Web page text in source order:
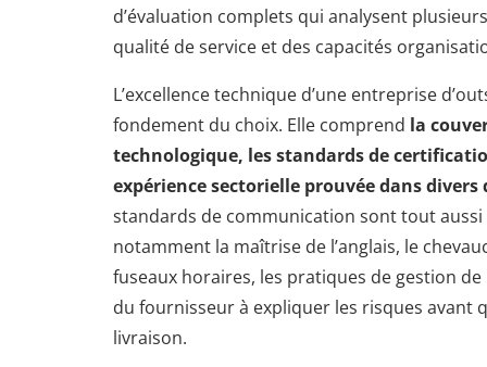
d’évaluation complets qui analysent
qualité de service et des capacités
L’excellence technique d’une entreprise
fondement du choix. Elle comprend la
technologique, les standards de
expérience sectorielle prouvée dans divers
standards de communication sont tout
notamment la maîtrise de l’anglais, le
fuseaux horaires, les pratiques de gestion
du fournisseur à expliquer les risques avant
livraison.